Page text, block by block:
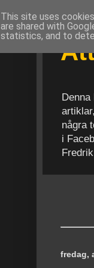
några
i
fredag,
This site uses
are shared with
statistics, and to